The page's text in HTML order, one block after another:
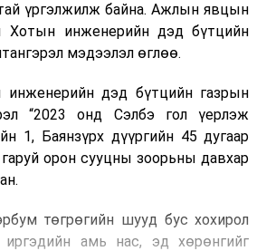
үргэлжилж байна. Ажлын явцын
Хотын инженерийн дэд бүтцийн
мэдээлэл өглөө.
дэд бүтцийн газрын
“2023 онд Сэлбэ гол үерлэж
1, Баянзүрх дүүргийн 45 дугаар
орон сууцны зоорьны давхар
төгрөгийн шууд бус хохирол
амь нас, эд хөрөнгийг